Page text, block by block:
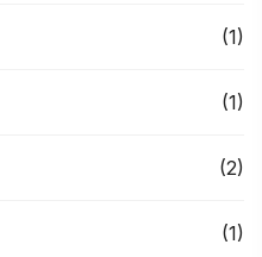
(1)
(1)
(2)
(1)